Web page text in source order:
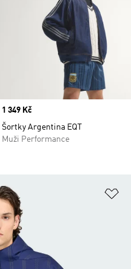
Price
1 349 Kč
Šortky Argentina EQT
Muži Performance